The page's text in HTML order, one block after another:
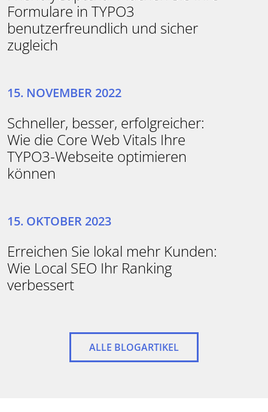
Formulare in TYPO3
benutzerfreundlich und sicher
zugleich
15. NOVEMBER 2022
Schneller, besser, erfolgreicher:
Wie die Core Web Vitals Ihre
TYPO3-Webseite optimieren
können
15. OKTOBER 2023
Erreichen Sie lokal mehr Kunden:
Wie Local SEO Ihr Ranking
verbessert
ALLE BLOGARTIKEL